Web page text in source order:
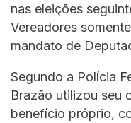
nas eleições
Vereadores
mandato de
Segundo a Polícia
Brazão utilizou seu
benefício próprio,